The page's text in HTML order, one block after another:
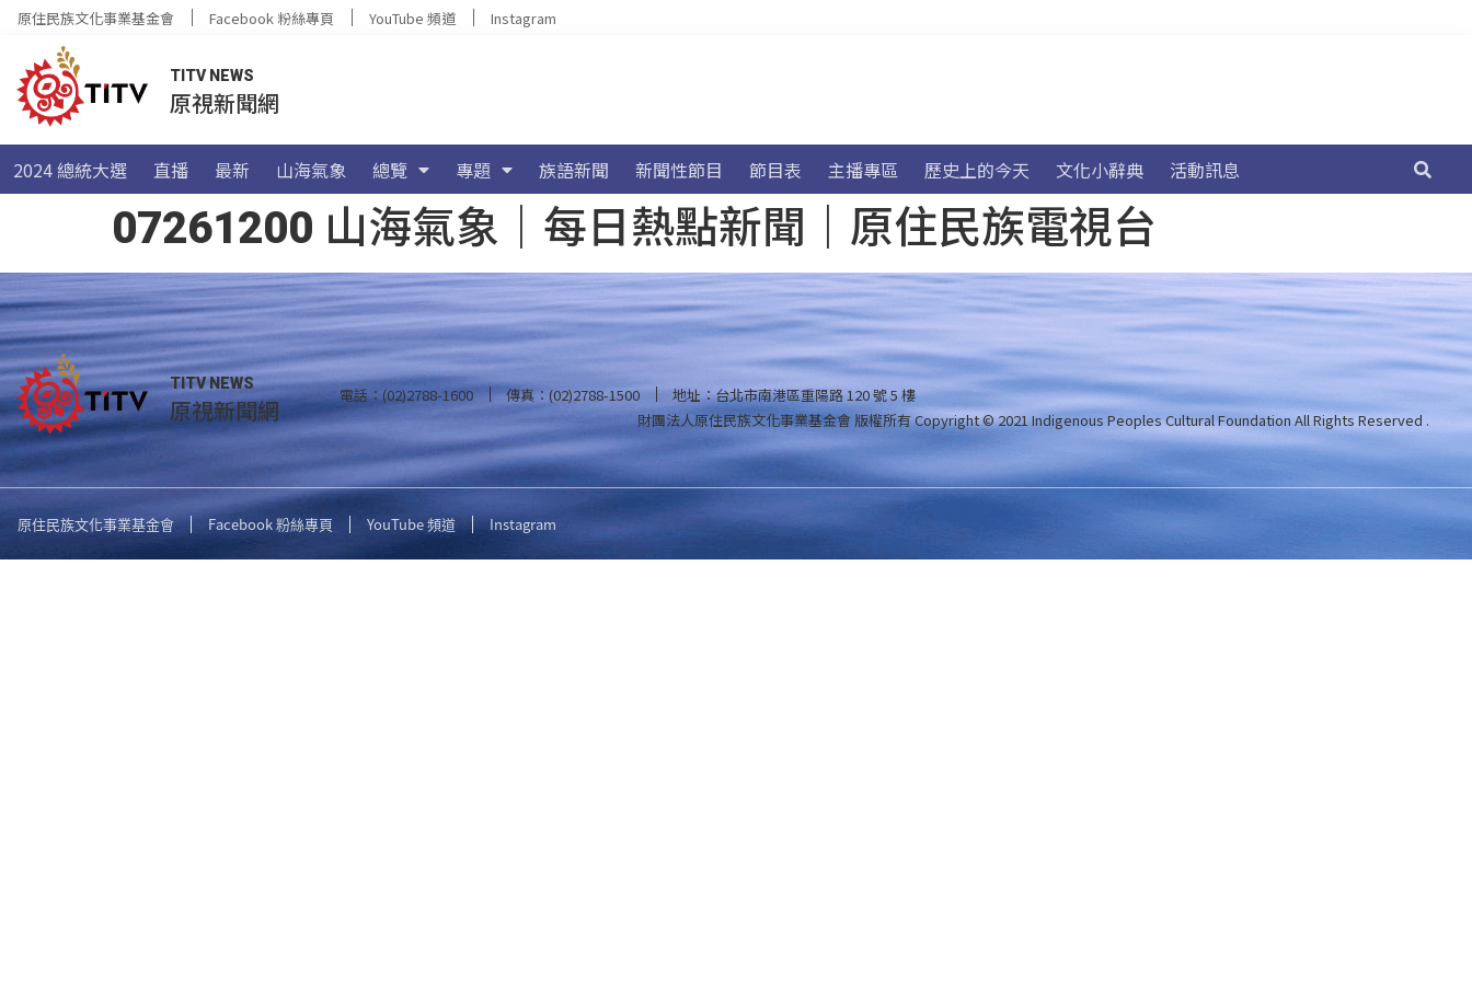
原住民族文化事業基金會 Facebook 粉絲專頁 YouTube 頻道 Instagram
TITV NEWS
原視新聞網
2024 總統大選 直播 最新 山海氣象 總覽 專題 族語新聞 新聞性節目 節目表 主播專區 歷史上的今天 文化小辭典 活動訊息
07261200 山海氣象｜每日熱點新聞｜原住民族電視台
TITV NEWS
原視新聞網 電話：(02)2788-1600 傳真：(02)2788-1500
地址：台北市南港區重陽路 120 號 5 樓
財團法人原住民族文化事業基金會 版權所有Copyright © 2021 Indigenous Peoples Cultural Foundation All Rights Reserved .
原住民族文化事業基金會 Facebook 粉絲專頁 YouTube 頻道 Instagram